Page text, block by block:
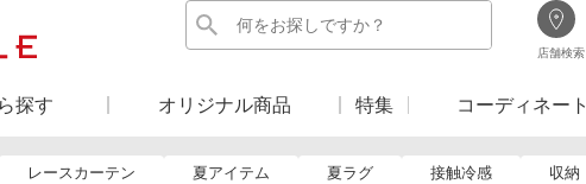
店舗検索
探す オリジナル商品 特集 コーディネート
レースカーテン 夏アイテム 夏ラグ 接触冷感 収納